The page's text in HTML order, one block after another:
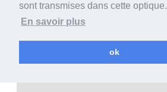
sont transmises dans cette optique.
En savoir plus
ok